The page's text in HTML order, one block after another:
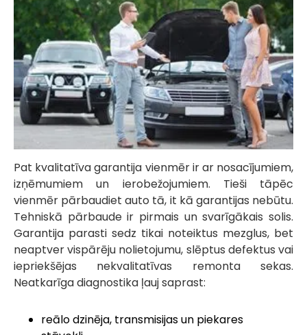
Pat kvalitatīva garantija vienmēr ir ar nosacījumiem,
izņēmumiem un ierobežojumiem. Tieši tāpēc
vienmēr pārbaudiet auto tā, it kā garantijas nebūtu.
Tehniskā pārbaude ir pirmais un svarīgākais solis.
Garantija parasti sedz tikai noteiktus mezglus, bet
neaptver vispārēju nolietojumu, slēptus defektus vai
iepriekšējas nekvalitatīvas remonta sekas.
Neatkarīga diagnostika ļauj saprast:
reālo dzinēja, transmisijas un piekares